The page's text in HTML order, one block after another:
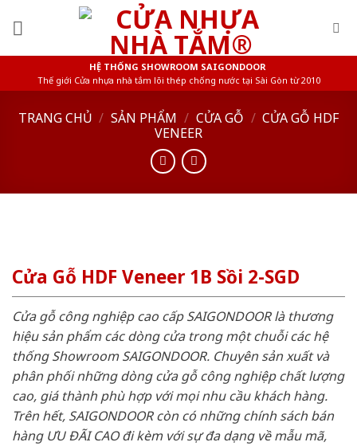
HỆ THỐNG SHOWROOM SAIGONDOOR
Thế giới Cửa nhựa nhà tắm lõi thép chống nước tại Sài Gòn từ 2010
TRANG CHỦ / SẢN PHẨM / CỬA GỖ / CỬA GỖ HDF
VENEER
Cửa Gỗ HDF Veneer 1B Sồi 2-SGD
Cửa gỗ công nghiệp cao cấp SAIGONDOOR là thương
hiệu sản phẩm các dòng cửa trong một chuỗi các hệ
thống Showroom SAIGONDOOR. Chuyên sản xuất và
phân phối những dòng cửa gỗ công nghiệp chất lượng
cao, giá thành phù hợp với mọi nhu cầu khách hàng.
Trên hết, SAIGONDOOR còn có những chính sách bán
hàng ƯU ĐÃI CAO đi kèm với sự đa dạng về mẫu mã,